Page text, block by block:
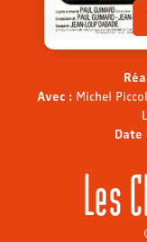
Avec : Michel
Date
Les